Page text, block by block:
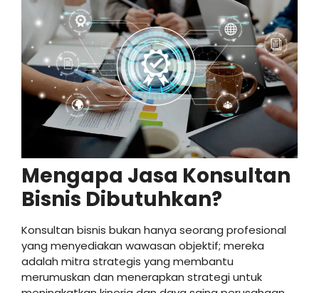
Mengapa Jasa Konsultan
Bisnis Dibutuhkan?
Konsultan bisnis bukan hanya seorang profesional
yang menyediakan wawasan objektif; mereka
adalah mitra strategis yang membantu
merumuskan dan menerapkan strategi untuk